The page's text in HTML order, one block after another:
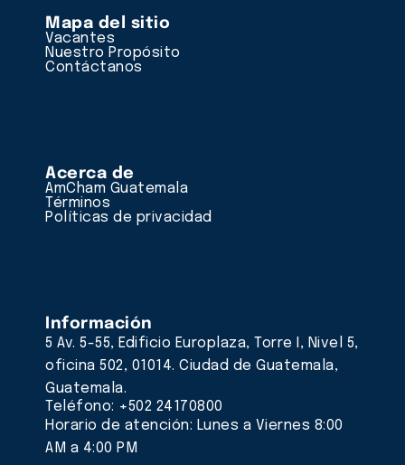
Mapa del sitio
Vacantes
Nuestro Propósito
Contáctanos
Acerca de
AmCham Guatemala
Términos
Políticas de privacidad
Información
5 Av. 5-55, Edificio Europlaza, Torre I, Nivel 5,
oficina 502, 01014. Ciudad de Guatemala,
Guatemala.
Teléfono: +502 24170800
Horario de atención: Lunes a Viernes 8:00
AM a 4:00 PM